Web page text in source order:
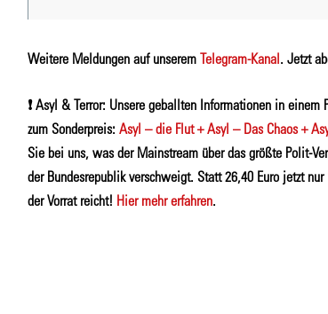
Weitere Meldungen auf unserem Telegram-Kanal . Jetzt
❗️ Asyl & Terror: Unsere geballten Informationen in einem
zum Sonderpreis: Asyl – die Flut + Asyl – Das Chaos +
Sie bei uns, was der Mainstream über das größte Polit-
der Bundesrepublik verschweigt. Statt 26,40 Euro jetzt
der Vorrat reicht! Hier mehr erfahren.